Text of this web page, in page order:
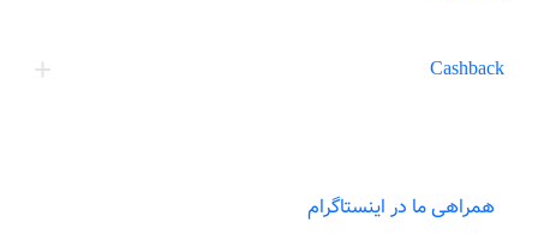
Cashback
همراهی ما در اینستاگرام